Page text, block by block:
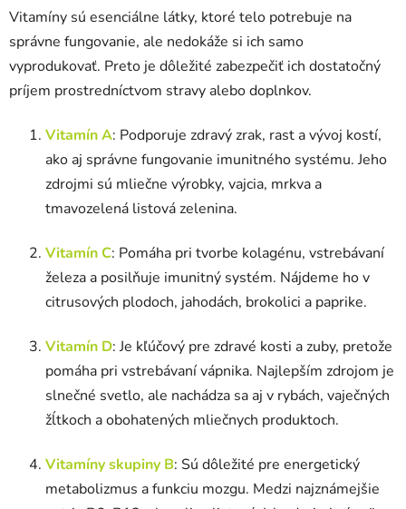
Vitamíny sú esenciálne látky, ktoré telo potrebuje na
správne fungovanie, ale nedokáže si ich samo
vyprodukovať. Preto je dôležité zabezpečiť ich dostatočný
príjem prostredníctvom stravy alebo doplnkov.
Vitamín A: Podporuje zdravý zrak, rast a vývoj kostí,
ako aj správne fungovanie imunitného systému. Jeho
zdrojmi sú mliečne výrobky, vajcia, mrkva a
tmavozelená listová zelenina.
Vitamín C: Pomáha pri tvorbe kolagénu, vstrebávaní
železa a posilňuje imunitný systém. Nájdeme ho v
citrusových plodoch, jahodách, brokolici a paprike.
Vitamín D: Je kľúčový pre zdravé kosti a zuby, pretože
pomáha pri vstrebávaní vápnika. Najlepším zdrojom je
slnečné svetlo, ale nachádza sa aj v rybách, vaječných
žĺtkoch a obohatených mliečnych produktoch.
Vitamíny skupiny B: Sú dôležité pre energetický
metabolizmus a funkciu mozgu. Medzi najznámejšie